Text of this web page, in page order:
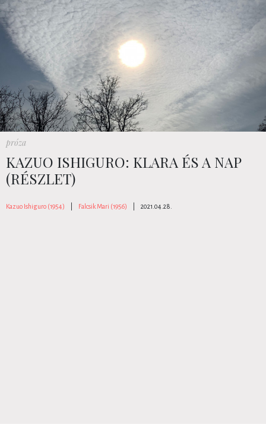
próza
KAZUO ISHIGURO: KLARA ÉS A NAP
(RÉSZLET)
Kazuo Ishiguro (1954) Falcsik Mari (1956) 2021.04.28.